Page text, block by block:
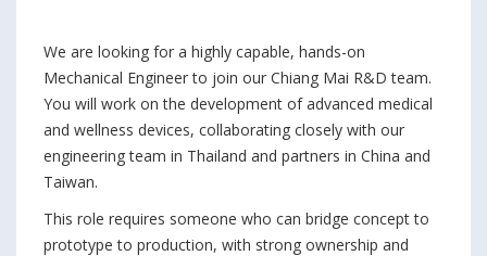
We are looking for a highly capable, hands-on
Mechanical Engineer to join our Chiang Mai R&D team.
You will work on the development of advanced medical
and wellness devices, collaborating closely with our
engineering team in Thailand and partners in China and
Taiwan.
This role requires someone who can bridge concept to
prototype to production, with strong ownership and